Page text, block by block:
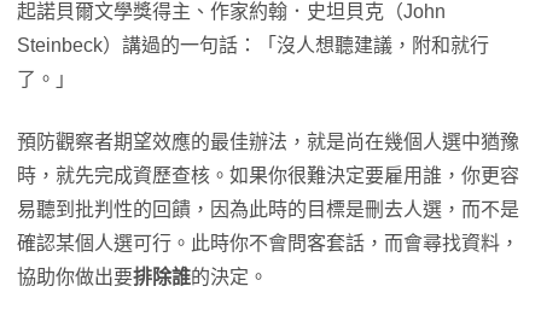
起諾貝爾文學獎得主、作家約翰．史坦貝克（John
Steinbeck）講過的一句話：「沒人想聽建議，附和就行
了。」
預防觀察者期望效應的最佳辦法，就是尚在幾個人選中猶豫
時，就先完成資歷查核。如果你很難決定要雇用誰，你更容
易聽到批判性的回饋，因為此時的目標是刪去人選，而不是
確認某個人選可行。此時你不會問客套話，而會尋找資料，
協助你做出要排除誰的決定。